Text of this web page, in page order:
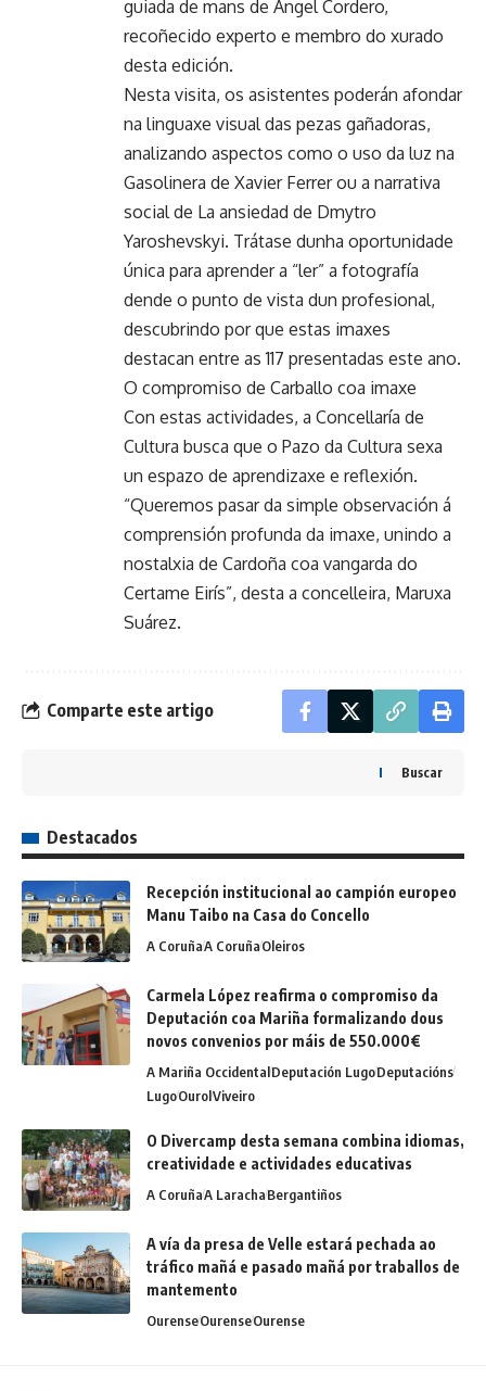
guiada de mans de Ángel Cordero,
recoñecido experto e membro do xurado
desta edición.
Nesta visita, os asistentes poderán afondar
na linguaxe visual das pezas gañadoras,
analizando aspectos como o uso da luz na
Gasolinera de Xavier Ferrer ou a narrativa
social de La ansiedad de Dmytro
Yaroshevskyi. Trátase dunha oportunidade
única para aprender a “ler” a fotografía
dende o punto de vista dun profesional,
descubrindo por que estas imaxes
destacan entre as 117 presentadas este ano.
O compromiso de Carballo coa imaxe
Con estas actividades, a Concellaría de
Cultura busca que o Pazo da Cultura sexa
un espazo de aprendizaxe e reflexión.
“Queremos pasar da simple observación á
comprensión profunda da imaxe, unindo a
nostalxia de Cardoña coa vangarda do
Certame Eirís”, desta a concelleira, Maruxa
Suárez.
Comparte este artigo
Buscar
Destacados
Recepción institucional ao campión europeo
Manu Taibo na Casa do Concello
A CoruñaA CoruñaOleiros
Carmela López reafirma o compromiso da
Deputación coa Mariña formalizando dous
novos convenios por máis de 550.000€
A Mariña OccidentalDeputación LugoDeputacións
LugoOurolViveiro
O Divercamp desta semana combina idiomas,
creatividade e actividades educativas
A CoruñaA LarachaBergantiños
A vía da presa de Velle estará pechada ao
tráfico mañá e pasado mañá por traballos de
mantemento
OurenseOurenseOurense